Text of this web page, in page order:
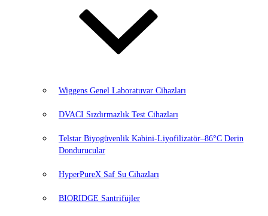
Wiggens Genel Laboratuvar Cihazları
DVACI Sızdırmazlık Test Cihazları
Telstar Biyogüvenlik Kabini-Liyofilizatör–86°C Derin
Dondurucular
HyperPureX Saf Su Cihazları
BIORIDGE Santrifüjler